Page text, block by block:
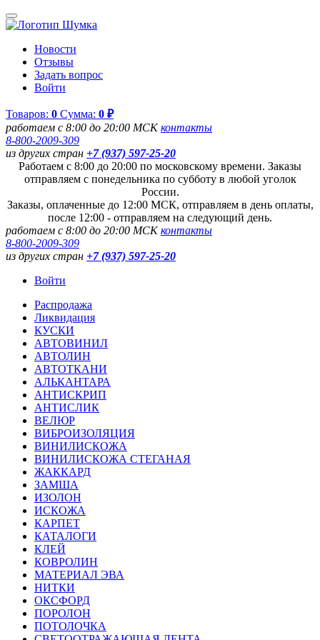
Новости
Отзывы
Задать вопрос
Войти
Товаров: 0 Сумма: 0 ₽
работаем с 8:00 до 20:00 МСКконтакты
8-800-2009-309
из других стран +7 (937) 597-25-20
Работаем с 8:00 до 20:00 по московскому времени. Заказы
отправляем с понедельника по субботу в любой уголок
России.
Заказы, оплаченные до 12:00 МСК, отправляем в день оплаты,
после 12:00 - отправляем на следующий день.
работаем с 8:00 до 20:00 МСКконтакты
8-800-2009-309
из других стран +7 (937) 597-25-20
Войти
Распродажа
Ликвидация
КУСКИ
АВТОВИНИЛ
АВТОЛИН
АВТОТКАНИ
АЛЬКАНТАРА
АНТИСКРИП
АНТИСЛИК
ВЕЛЮР
ВИБРОИЗОЛЯЦИЯ
ВИНИЛИСКОЖА
ВИНИЛИСКОЖА СТЕГАНАЯ
ЖАККАРД
ЗАМША
ИЗОЛОН
ИСКОЖА
КАРПЕТ
КАТАЛОГИ
КЛЕЙ
КОВРОЛИН
МАТЕРИАЛ ЭВА
НИТКИ
ОКСФОРД
ПОРОЛОН
ПОТОЛОЧКА